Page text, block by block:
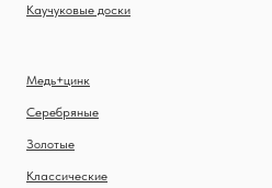
Каучуковые доски
Медь+цинк
Серебряные
Золотые
Классические